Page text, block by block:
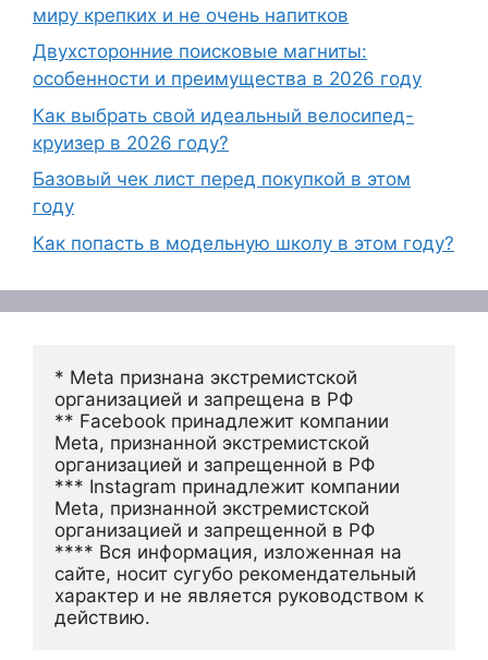
миру крепких и не очень напитков
Двухсторонние поисковые магниты:
особенности и преимущества в 2026 году
Как выбрать свой идеальный велосипед-
круизер в 2026 году?
Базовый чек лист перед покупкой в этом
году
Как попасть в модельную школу в этом году?
* Meta признана экстремистской
организацией и запрещена в РФ
** Facebook принадлежит компании
Meta, признанной экстремистской
организацией и запрещенной в РФ
*** Instagram принадлежит компании
Meta, признанной экстремистской
организацией и запрещенной в РФ
**** Вся информация, изложенная на
сайте, носит сугубо рекомендательный
характер и не является руководством к
действию.